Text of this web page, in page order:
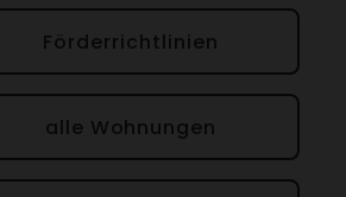
Förder­richt­li­nien
alle Wohnungen